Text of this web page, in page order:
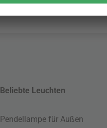
Beliebte Leuchten
Pendellampe für Außen